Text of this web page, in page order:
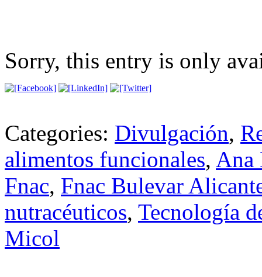
Sorry, this entry is only
Categories: Divulgación,
alimentos funcionales, Ana
Fnac, Fnac Bulevar
nutracéuticos, Tecnología
Micol